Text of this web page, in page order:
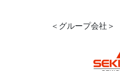
＜グループ会社＞